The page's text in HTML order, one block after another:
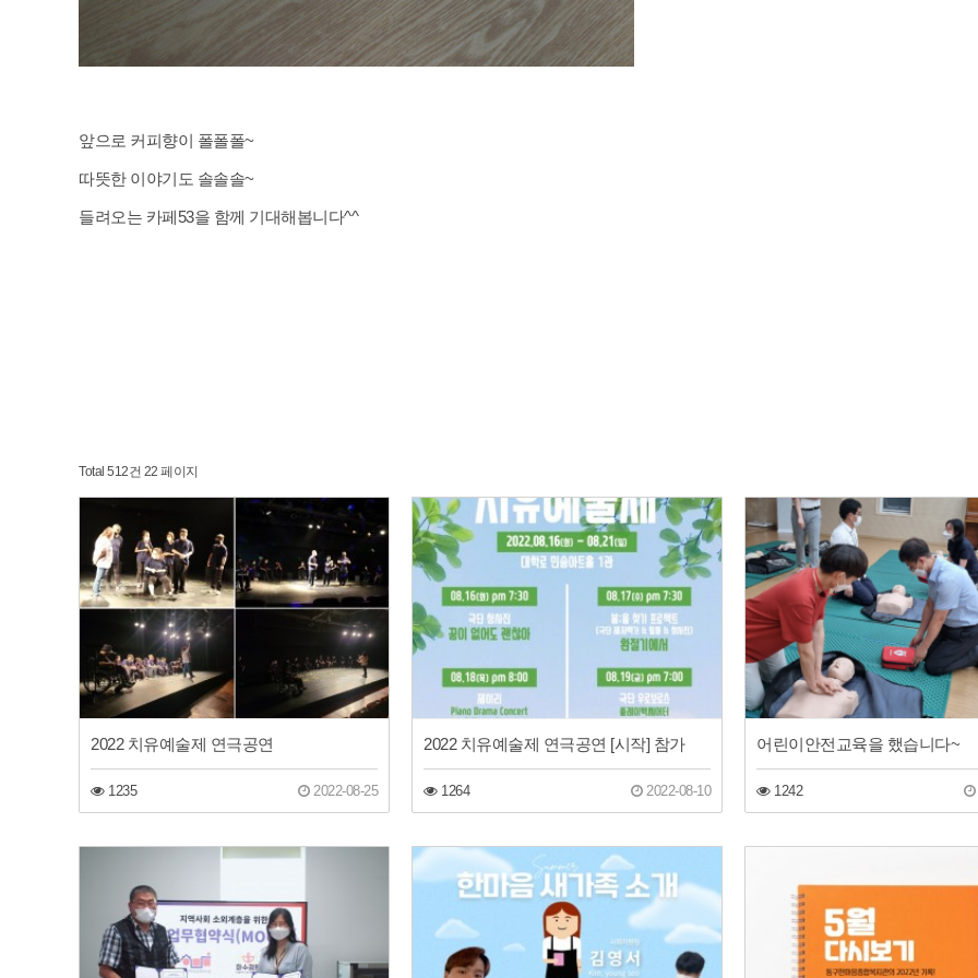
앞으로 커피향이 폴폴폴~
따뜻한 이야기도 솔솔솔~
들려오는 카페53을 함께 기대해봅니다^^
Total 512건 22 페이지
2022 치유예술제 연극공연
1235 2022-08-25
2022 치유예술제 연극공연 [시작] 참가
1264 2022-08-10
어린이안전교육을 했습니다~
1242